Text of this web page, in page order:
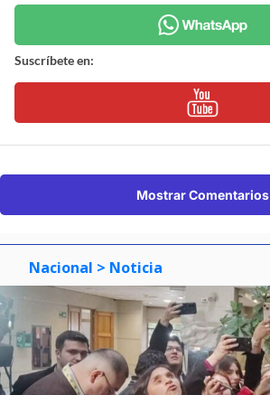
Suscríbete en:
Mostrar Comentarios
Nacional > Noticia